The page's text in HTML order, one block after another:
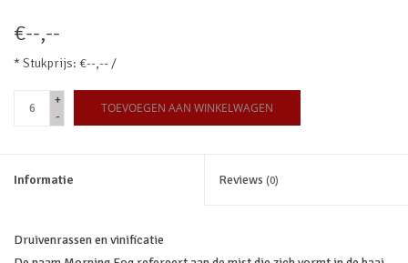
€--,--
* Stukprijs: €--,-- /
+
-
TOEVOEGEN AAN WINKELWAGEN
Informatie Reviews (0)
Druivenrassen en vinificatie